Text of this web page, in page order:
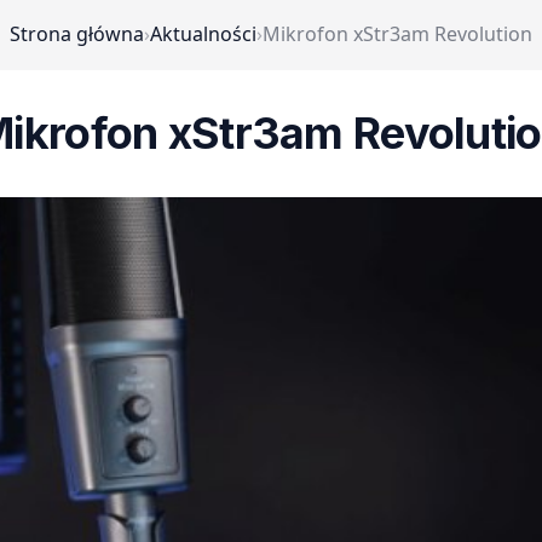
Strona główna›Aktualności›Mikrofon xStr3am Revolution
xStr3am